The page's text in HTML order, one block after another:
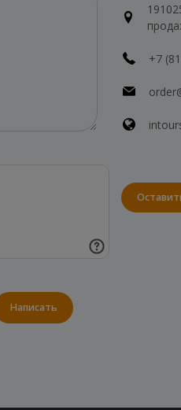
Написать
+7